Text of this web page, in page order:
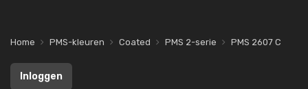
Home PMS-kleuren Coated PMS 2-serie PMS 2607 C
Inloggen